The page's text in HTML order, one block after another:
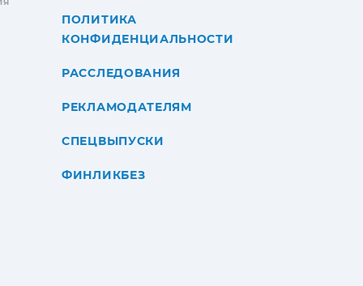
ПОЛИТИКА
КОНФИДЕНЦИАЛЬНОСТИ
РАССЛЕДОВАНИЯ
РЕКЛАМОДАТЕЛЯМ
СПЕЦВЫПУСКИ
ФИНЛИКБЕЗ